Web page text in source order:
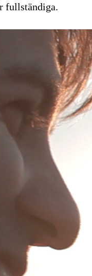
fullständiga.